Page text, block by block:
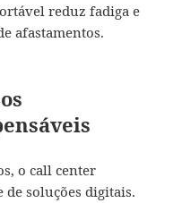
reduz fadiga e
afastamentos.
o call center
soluções digitais.